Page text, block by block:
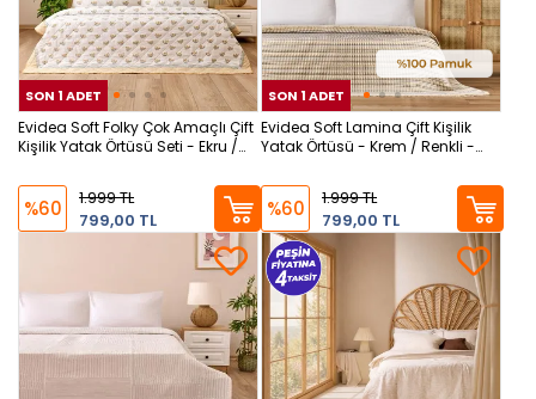
SON 1 ADET SON 1 ADET
Evidea Soft Folky Çok Amaçlı Çift
Kişilik Yatak Örtüsü Seti - Ekru /
%60
1.999 TL
799,00 TL
SON 1 ADET
Evidea Soft Lamina Çift Kişilik
Yatak Örtüsü - Krem / Renkli -
%60
1.999 TL
799,00 TL